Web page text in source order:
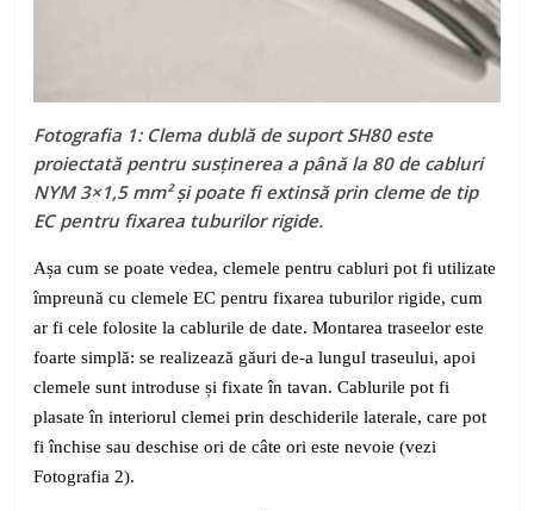
Fotografia 1: Clema dublă de suport SH80 este
proiectată pentru susținerea a până la 80 de cabluri
NYM 3×1,5 mm² și poate fi extinsă prin cleme de tip
EC pentru fixarea tuburilor rigide.
Așa cum se poate vedea, clemele pentru cabluri pot fi utilizate
împreună cu clemele EC pentru fixarea tuburilor rigide, cum
ar fi cele folosite la cablurile de date. Montarea traseelor este
foarte simplă: se realizează găuri de-a lungul traseului, apoi
clemele sunt introduse și fixate în tavan. Cablurile pot fi
plasate în interiorul clemei prin deschiderile laterale, care pot
fi închise sau deschise ori de câte ori este nevoie (vezi
Fotografia 2).